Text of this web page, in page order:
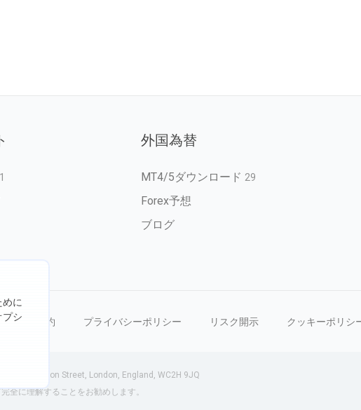
に
プシ
外国為替
MT4/5ダウンロード 29
Forex予想
ブログ
利用規約 プライバシーポリシー リスク開示 クッキーポリシ
71-75 Shelton Street, London, England, WC2H 9JQ
全に理解することをお勧めします。